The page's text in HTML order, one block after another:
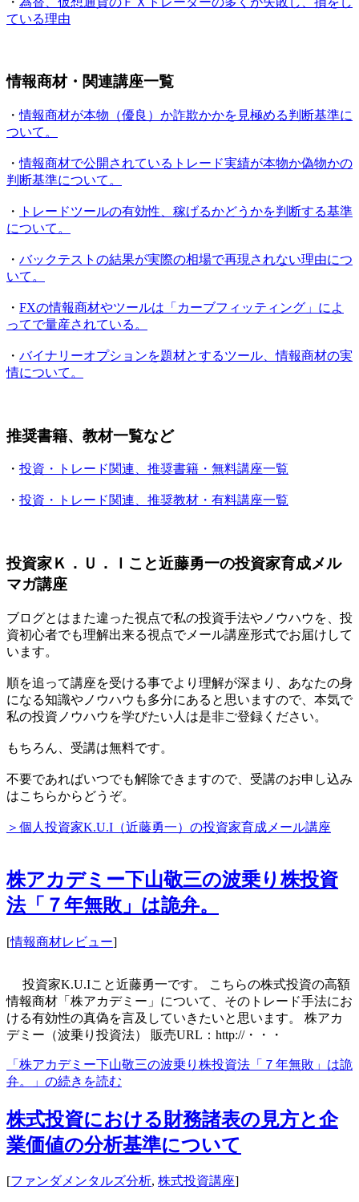
ている理由
情報商材・関連講座一覧
・情報商材が本物（優良）か詐欺かかを見極める判断基準に
ついて。
・情報商材で公開されているトレード実績が本物か偽物かの
判断基準について。
・
トレードツールの有効性、稼げるかどうかを判断する基準
について。
・ バックテストの結果が実際の相場で再現されない理由につ
いて。
・ FXの情報商材やツールは「カーブフィッティング」によ
ってで量産されている。
・ バイナリーオプションを題材とするツール、情報商材の実
情について。
推奨書籍、教材一覧など
・ 投資・トレード関連、推奨書籍・無料講座一覧
・ 投資・トレード関連、推奨教材・有料講座一覧
投資家Ｋ．Ｕ．Ｉこと近藤勇一の投資家育成メル
マガ講座
ブログとはまた違った視点で私の投資手法やノウハウを、投
資初心者でも理解出来る視点でメール講座形式でお届けして
います。
順を追って講座を受ける事でより理解が深まり、あなたの身
になる知識やノウハウも多分にあると思いますので、本気で
私の投資ノウハウを学びたい人は是非ご登録ください。
もちろん、受講は無料です。
不要であればいつでも解除できますので、受講のお申し込み
はこちらからどうぞ。
＞個人投資家K.U.I（近藤勇一）の投資家育成メール講座
株アカデミー下山敬三の波乗り株投資
法「７年無敗」は詭弁。
[情報商材レビュー]
投資家K.U.Iこと近藤勇一です。 こちらの株式投資の高額
情報商材「株アカデミー」について、そのトレード手法にお
ける有効性の真偽を言及していきたいと思います。 株アカ
デミー（波乗り投資法） 販売URL：http://・・・
「株アカデミー下山敬三の波乗り株投資法「７年無敗」は詭
弁。」の続きを読む
株式投資における財務諸表の見方と企
業価値の分析基準について
[ファンダメンタルズ分析, 株式投資講座]